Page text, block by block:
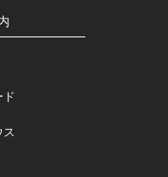
ド
ス